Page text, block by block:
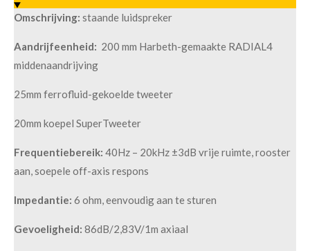
Omschrijving: staande luidspreker
Aandrijfeenheid: 200 mm Harbeth-gemaakte RADIAL4
middenaandrijving
25mm ferrofluid-gekoelde tweeter
20mm koepel SuperTweeter
Frequentiebereik: 40Hz – 20kHz ±3dB vrije ruimte, rooster
aan, soepele off-axis respons
Impedantie: 6 ohm, eenvoudig aan te sturen
Gevoeligheid: 86dB/2,83V/1m axiaal